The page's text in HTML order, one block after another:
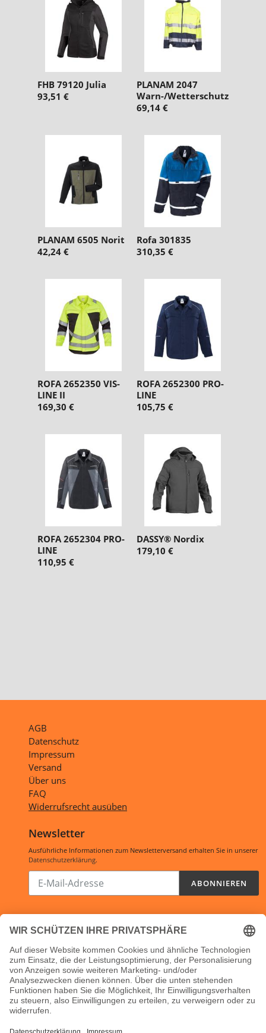
FHB 79120 Julia
93,51 €
PLANAM 2047
Warn-/Wetterschutz
69,14 €
PLANAM 6505 Norit
42,24 €
Rofa 301835
310,35 €
ROFA 2652350 VIS-
LINE II
169,30 €
ROFA 2652300 PRO-
LINE
105,75 €
ROFA 2652304 PRO-
LINE
110,95 €
DASSY® Nordix
179,10 €
AGB
Datenschutz
Impressum
Versand
Über uns
FAQ
Widerrufsrecht ausüben
Newsletter
Ausführliche Informationen zum Newsletterversand erhalten Sie in unserer
Datenschutzerklärung.
Abonnieren
unsere
ABONNIEREN
Öffnungszeiten:
Shop:24/7
Ladenlokal:
Mo, Di und Do: 10-16 Uhr
Fr: 10-14 Uhr
Mi: geschlossen